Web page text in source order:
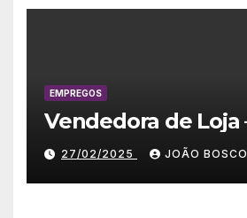
EMPREGOS
Vendedora de Loja
27/02/2025 JOÃO